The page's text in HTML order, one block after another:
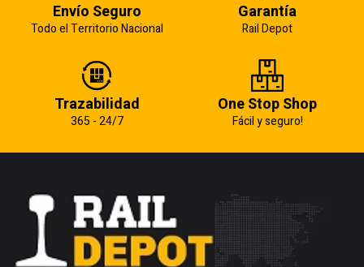
Envío Seguro
Todo el Territorio Nacional
Garantía
Rail Depot
Trazabilidad
365 - 24/7
One Stop Shop
Fácil y seguro!